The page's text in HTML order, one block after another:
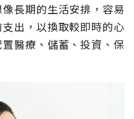
長期的生活安排，容易
出，以換取較即時的心
醫療、儲蓄、投資、保